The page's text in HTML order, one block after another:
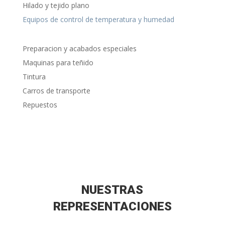
Hilado y tejido plano
Equipos de control de temperatura y humedad
Preparacion y acabados especiales
Maquinas para teñido
Tintura
Carros de transporte
Repuestos
NUESTRAS
REPRESENTACIONES